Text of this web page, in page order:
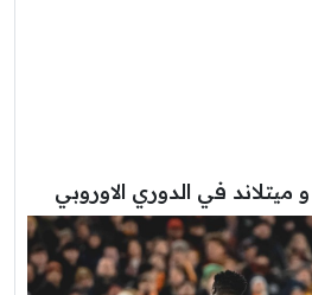
ميتلاند في الدوري الاوروبي